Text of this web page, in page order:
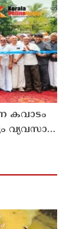
കവാടം
വ്യവസായ